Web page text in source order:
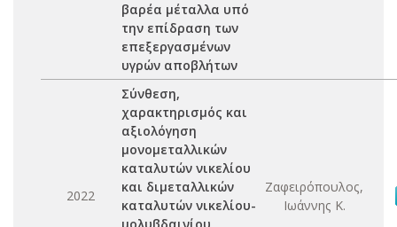
βαρέα μέταλλα υπό
την επίδραση των
επεξεργασμένων
υγρών αποβλήτων
2022
Σύνθεση,
χαρακτηρισμός και
αξιολόγηση
μονομεταλλικών
καταλυτών νικελίου
και διμεταλλικών
καταλυτών νικελίου-
Ζαφειρόπουλος,
Ιωάννης Κ.